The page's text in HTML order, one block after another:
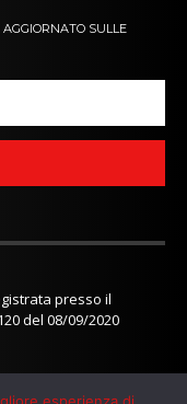
SULLE
presso il
del 08/09/2020